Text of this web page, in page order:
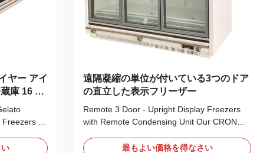
ヤー アイ
庫 16 個
/
and
遠隔凝縮の単位が付いている3つのドア
の直立した表示フリーザー
Remote 3 Door - Upright Display Freezers
with Remote Condensing Unit Our CRONUS
multi-deck upright option allowing a larger
最もよい価格を得なさい